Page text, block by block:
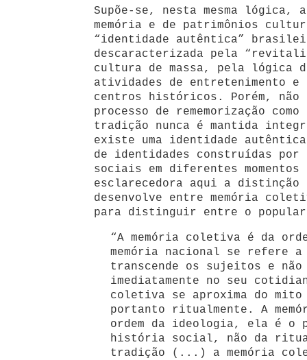
Supõe-se, nesta mesma lógica,
memória e de patrimônios
“identidade autêntica”
descaracterizada pela
cultura de massa, pela lógica
atividades de entretenimento e
centros históricos. Porém, não
processo de rememorização
tradição nunca é mantida
existe uma identidade
de identidades construídas por
sociais em diferentes
esclarecedora aqui a distinção
desenvolve entre memória
para distinguir entre o
“A memória coletiva é da
memória nacional se refere
transcende os sujeitos e
imediatamente no seu
coletiva se aproxima do
portanto ritualmente. A
ordem da ideologia, ela é o
história social, não da
tradição (...) a memória